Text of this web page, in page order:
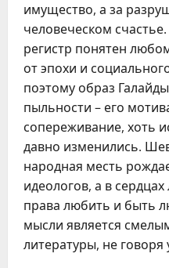
имущество, а за
человеческом
регистр понятен
от эпохи и
поэтому образ
пыльности – его
сопереживание, хоть
давно изменились.
народная месть
идеологов, а в
права любить и быть
мысли является
литературы, не говоря